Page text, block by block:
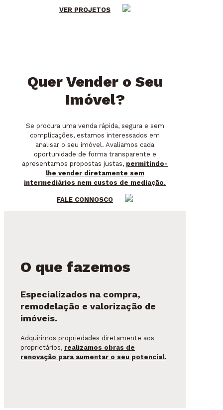
VER PROJETOS
Quer Vender o Seu
Imóvel?
Se procura uma venda rápida, segura e sem
complicações, estamos interessados em
analisar o seu imóvel. Avaliamos cada
oportunidade de forma transparente e
apresentamos propostas justas, permitindo-
lhe vender diretamente sem
intermediários nem custos de mediação.
FALE CONNOSCO
O que fazemos
Especializados na compra,
remodelação e valorização de
imóveis.
Adquirimos propriedades diretamente aos
proprietários, realizamos obras de
renovação para aumentar o seu potencial.